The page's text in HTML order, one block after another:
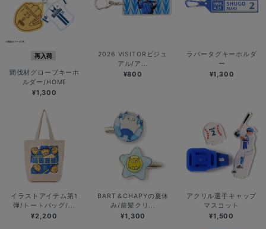
再入荷
間伐材グローブキーホ
ルダー/HOME
¥1,300
2026 VISITORビジュ
アル/ア...
¥800
ラバータグキーホルダ
ー
¥1,300
イラストアイテム第1
弾/トートバッグ/...
¥2,200
BART＆CHAPYの夏休
み/前髪クリ...
¥1,300
アクリル選手キャップ
マスコット
¥1,500